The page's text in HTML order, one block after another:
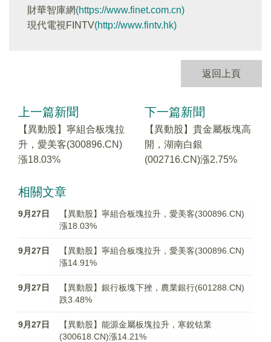
財華智庫網(https://www.finet.com.cn)
現代電視FINTV(http://www.fintv.hk)
返回上頁
上一篇新聞
【異動股】寧組合板塊拉
升，愛美客(300896.CN)
漲18.03%
下一篇新聞
【異動股】貴金屬板塊高
開，湖南白銀
(002716.CN)漲2.75%
相關文章
9月27日
【異動股】寧組合板塊拉升，愛美客(300896.CN)
漲18.03%
9月27日
【異動股】寧組合板塊拉升，愛美客(300896.CN)
漲14.91%
9月27日
【異動股】銀行板塊下挫，農業銀行(601288.CN)
跌3.48%
9月27日
【異動股】能源金屬板塊拉升，寒銳钴業
(300618.CN)漲14.21%